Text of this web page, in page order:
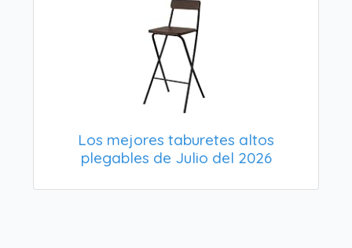
Los mejores taburetes altos
plegables de Julio del 2026